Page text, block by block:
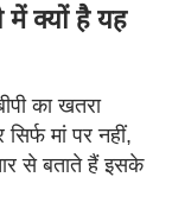
में क्यों है यह
का खतरा
मां पर नहीं,
से बताते हैं इसके